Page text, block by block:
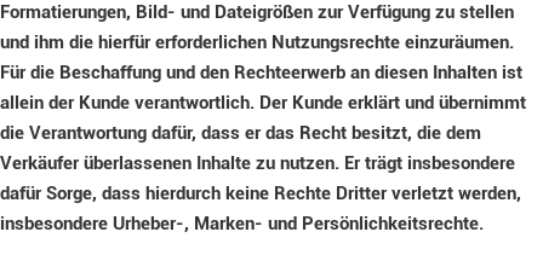
Formatierungen, Bild- und Dateigrößen zur Verfügung zu stellen
und ihm die hierfür erforderlichen Nutzungsrechte einzuräumen.
Für die Beschaffung und den Rechteerwerb an diesen Inhalten ist
allein der Kunde verantwortlich. Der Kunde erklärt und übernimmt
die Verantwortung dafür, dass er das Recht besitzt, die dem
Verkäufer überlassenen Inhalte zu nutzen. Er trägt insbesondere
dafür Sorge, dass hierdurch keine Rechte Dritter verletzt werden,
insbesondere Urheber-, Marken- und Persönlichkeitsrechte.